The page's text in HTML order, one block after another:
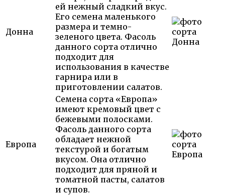
Донна
ей нежный сладкий вкус.
Его семена маленького
размера и темно-
зеленого цвета. Фасоль
данного сорта отлично
подходит для
использования в качестве
гарнира или в
приготовлении салатов.
Европа
Семена сорта «Европа»
имеют кремовый цвет с
бежевыми полосками.
Фасоль данного сорта
обладает нежной
текстурой и богатым
вкусом. Она отлично
подходит для пряной и
томатной пасты, салатов
и супов.